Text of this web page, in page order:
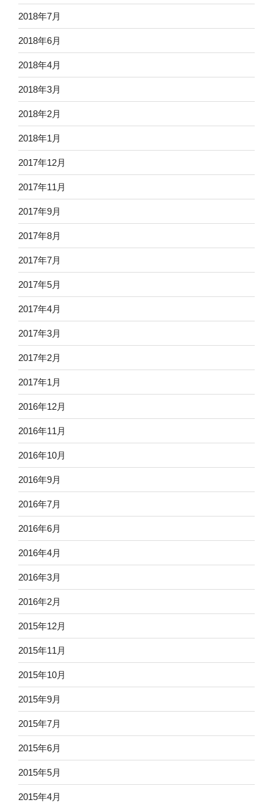
2018年7月
2018年6月
2018年4月
2018年3月
2018年2月
2018年1月
2017年12月
2017年11月
2017年9月
2017年8月
2017年7月
2017年5月
2017年4月
2017年3月
2017年2月
2017年1月
2016年12月
2016年11月
2016年10月
2016年9月
2016年7月
2016年6月
2016年4月
2016年3月
2016年2月
2015年12月
2015年11月
2015年10月
2015年9月
2015年7月
2015年6月
2015年5月
2015年4月